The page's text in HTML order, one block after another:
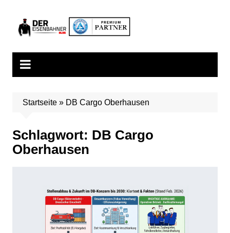
springen
Startseite» DB Cargo Oberhausen
Schlagwort: DB Cargo
Oberhausen